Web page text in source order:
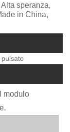
speranza,
in China,
modulo